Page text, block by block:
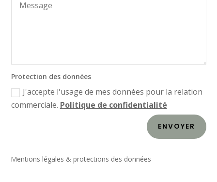
Protection des données
J'accepte l'usage de mes données pour la relation
commerciale. Politique de confidentialité
ENVOYER
Mentions légales & protections des données